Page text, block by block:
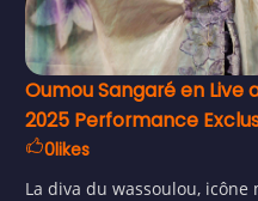
Oumou Sangaré en Live
2025 Performance
0likes
La diva du wassoulou,